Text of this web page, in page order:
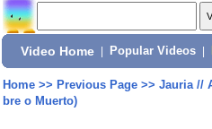
Video Home Popular Videos
Home>> Previous Page>> Jauria //
bre o Muerto)